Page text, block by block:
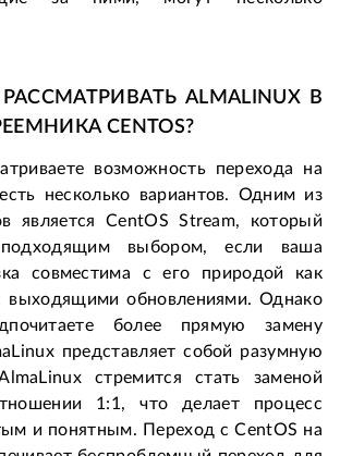
ALMALINUX В
CENTOS?
возможность перехода на
несколько вариантов. Одним из
является CentOS Stream, который
выбором, если ваша
совместима с его природой как
выходящими обновлениями. Однако
более прямую замену
представляет собой разумную
стремится стать заменой
1:1, что делает процесс
и понятным. Переход с CentOS на